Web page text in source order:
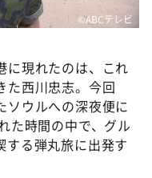
©ABCテレビ
に現れたのは、これ
た西川忠志。今回
ソウルへの深夜便に
た時間の中で、グル
する弾丸旅に出発す